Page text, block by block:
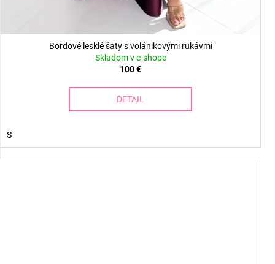
Bordové lesklé šaty s volánikovými rukávmi
Skladom v e-shope
100 €
DETAIL
S